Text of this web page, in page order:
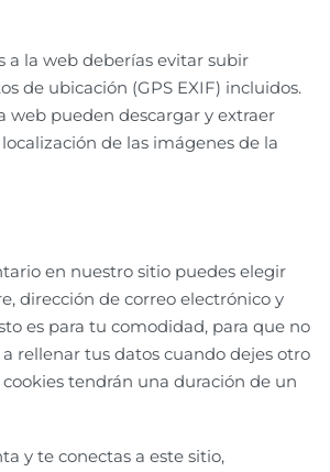
a la web deberías evitar subir
de ubicación (GPS EXIF) incluidos.
web pueden descargar y extraer
de las imágenes de la
en nuestro sitio puedes elegir
dirección de correo electrónico y
es para tu comodidad, para que no
rellenar tus datos cuando dejes otro
tendrán una duración de un
y te conectas a este sitio,